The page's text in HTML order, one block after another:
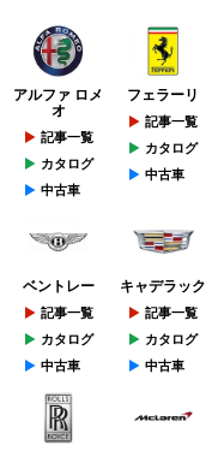
アルファ ロメ
オ
記事一覧
カタログ
中古車
フェラーリ
記事一覧
カタログ
中古車
ベントレー
記事一覧
カタログ
中古車
キャデラック
記事一覧
カタログ
中古車